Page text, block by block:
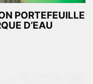
PORTEFEUILLE
D’EAU